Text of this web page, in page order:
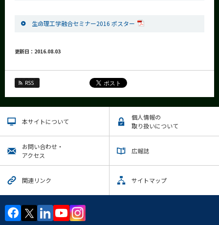
生命理工学融合セミナー2016 ポスター
更新日：2016.08.03
RSS
本サイトについて
個人情報の
取り扱いについて
お問い合わせ・
アクセス
広報誌
関連リンク サイトマップ